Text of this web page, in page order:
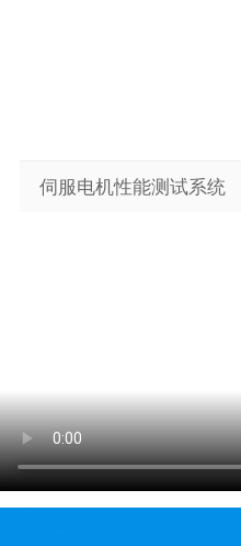
伺服电机性能测试系统